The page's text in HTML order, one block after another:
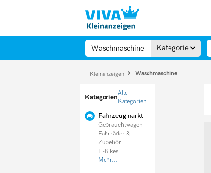
Kategorie
Kleinanzeigen Waschmaschine
Kategorien
Alle
Kategorien
Fahrzeugmarkt
Gebrauchtwagen
Fahrräder &
Zubehör
E-Bikes
Mehr...